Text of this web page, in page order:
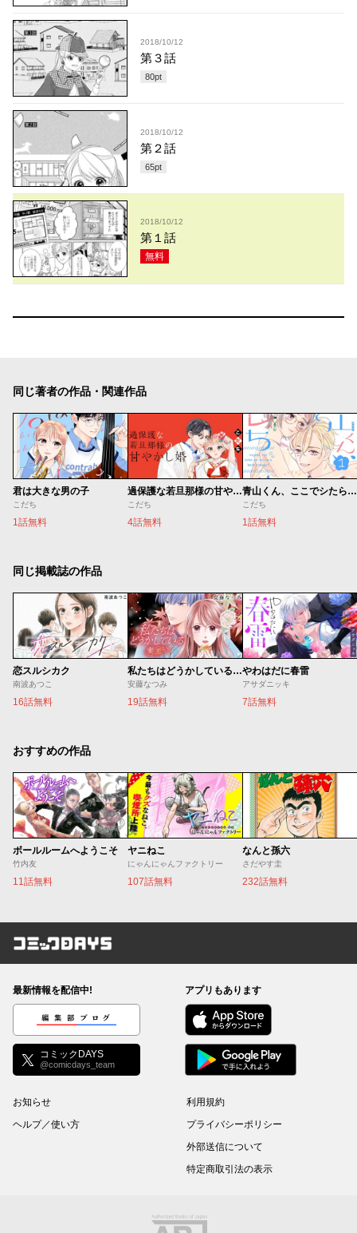
2018/10/12
第３話
80pt
2018/10/12
第２話
65pt
2018/10/12
第１話
無料
同じ著者の作品・関連作品
君は大きな男の子
こだち
1話無料
過保護な若旦那様の甘やかし婚
こだち
4話無料
青山くん、ここでシたらバレちゃうよ？
こだち
1話無料
同じ掲載誌の作品
恋スルシカク
南波あつこ
16話無料
私たちはどうかしている 妻恋い
安藤なつみ
19話無料
やわはだに春雷
アサダニッキ
7話無料
おすすめの作品
ボールルームへようこそ
竹内友
11話無料
ヤニねこ
にゃんにゃんファクトリー
107話無料
なんと孫六
さだやす圭
232話無料
コミックDAYS
最新情報を配信中!
編集部ブログ
コミックDAYS
@comicdays_team
アプリもあります
お知らせ
ヘルプ／使い方
利用規約
プライバシーポリシー
外部送信について
特定商取引法の表示